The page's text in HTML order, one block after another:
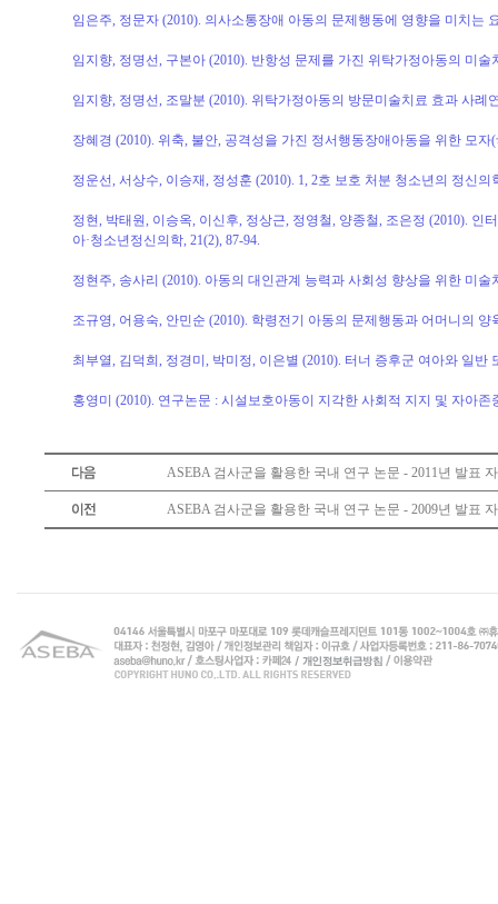
임은주, 정문자 (2010). 의사소통장애 아동의 문제행동에 영향을 미치는
임지향, 정명선, 구본아 (2010). 반항성 문제를 가진 위탁가정아동의 미술
임지향, 정명선, 조말분 (2010). 위탁가정아동의 방문미술치료 효과 사례
장혜경 (2010). 위축, 불안, 공격성을 가진 정서행동장애아동을 위한 모
정운선, 서상수, 이승재, 정성훈 (2010). 1, 2호 보호 처분 청소년의 정신
정현, 박태원, 이승옥, 이신후, 정상근, 정영철, 양종철, 조은정 (2010).
아·청소년정신의학, 21(2), 87-94.
정현주, 송사리 (2010). 아동의 대인관계 능력과 사회성 향상을 위한 미
조규영, 어용숙, 안민순 (2010). 학령전기 아동의 문제행동과 어머니의 양
최부열, 김덕희, 정경미, 박미정, 이은별 (2010). 터너 증후군 여아와 일
홍영미 (2010). 연구논문 : 시설보호아동이 지각한 사회적 지지 및 자아
ASEBA 검사군을 활용한 국내 연구 논문 - 2011년 발표
ASEBA 검사군을 활용한 국내 연구 논문 - 2009년 발표